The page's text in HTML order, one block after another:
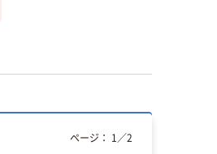
ページ： 1 ／2